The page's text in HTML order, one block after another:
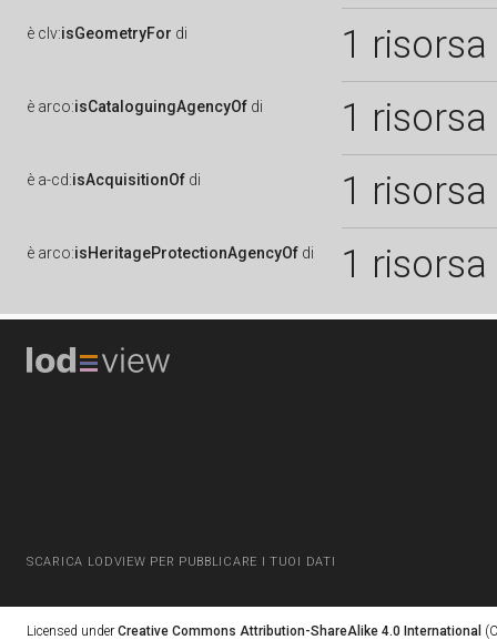
è clv:isGeometryFor di 1 risorsa
è arco:isCataloguingAgencyOf di 1 risorsa
è a-cd:isAcquisitionOf di 1 risorsa
è arco:isHeritageProtectionAgencyOf di 1 risorsa
SCARICA LODVIEW PER PUBBLICARE I TUOI DATI
Licensed under Creative Commons Attribution-ShareAlike 4.0 International